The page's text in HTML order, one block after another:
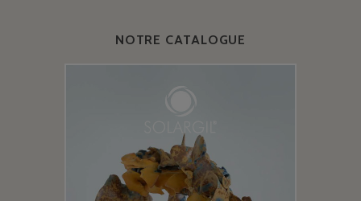
NOTRE CATALOGUE